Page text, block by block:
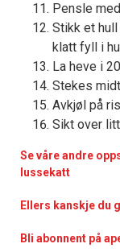
Pensle
Stikk et
klatt fyll i
La heve i
Stekes
Avkjøl på
Sikt over
Se våre andre
lussekatt
Ellers kanskje du
Bli abonnent på